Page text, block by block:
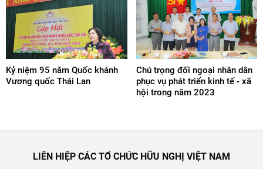
Kỷ niệm 95 năm Quốc khánh
Vương quốc Thái Lan
Chú trọng đối ngoại nhân dân
phục vụ phát triển kinh tế - xã
hội trong năm 2023
LIÊN HIỆP CÁC TỔ CHỨC HỮU NGHỊ VIỆT NAM